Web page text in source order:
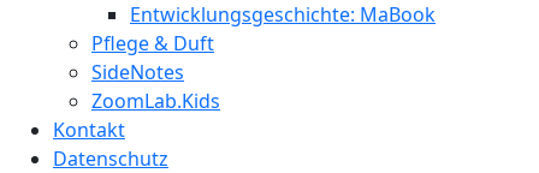
Entwicklungsgeschichte: MaBook
Pflege & Duft
SideNotes
ZoomLab.Kids
Kontakt
Datenschutz